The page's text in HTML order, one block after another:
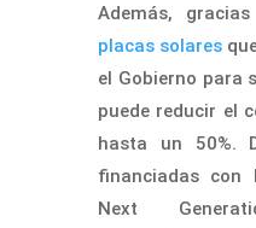
Además,
placas solares
el Gobierno para
puede reducir el
hasta un 50%.
financiadas con
Next